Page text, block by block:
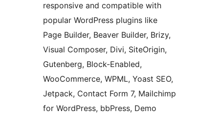
responsive and compatible with
popular WordPress plugins like
Page Builder, Beaver Builder, Brizy,
Visual Composer, Divi, SiteOrigin,
Gutenberg, Block-Enabled,
WooCommerce, WPML, Yoast SEO,
Jetpack, Contact Form 7, Mailchimp
for WordPress, bbPress, Demo